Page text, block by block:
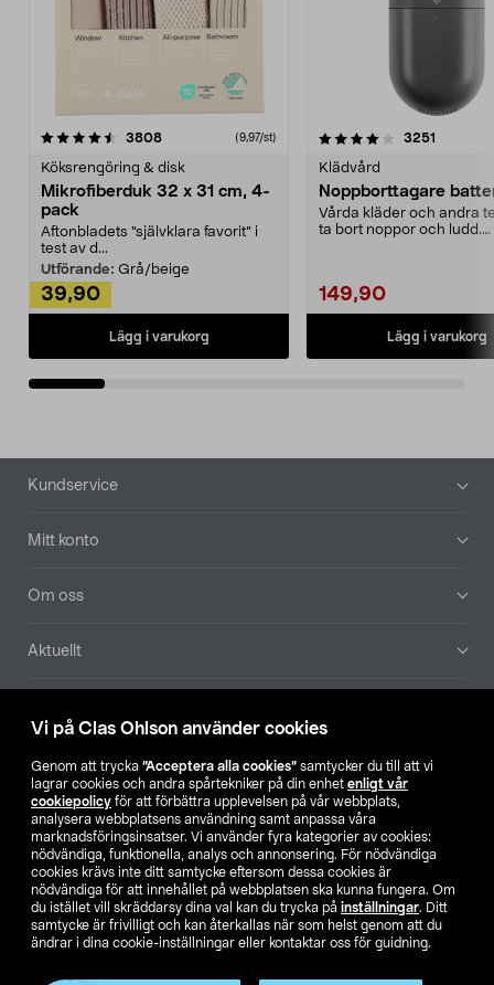
Vi på Clas Ohlson använder cookies
Genom att trycka ”Acceptera alla cookies” samtycker du till att vi
lagrar cookies och andra spårtekniker på din enhet enligt vår
cookiepolicy för att förbättra upplevelsen på vår webbplats,
analysera webbplatsens användning samt anpassa våra
marknadsföringsinsatser. Vi använder fyra kategorier av cookies:
nödvändiga, funktionella, analys och annonsering. För nödvändiga
cookies krävs inte ditt samtycke eftersom dessa cookies är
nödvändiga för att innehållet på webbplatsen ska kunna fungera. Om
du istället vill skräddarsy dina val kan du trycka på inställningar. Ditt
samtycke är frivilligt och kan återkallas när som helst genom att du
ändrar i dina cookie-inställningar eller kontaktar oss för guidning.
3808recensioner (9,97/st)
Köksrengöring & disk
Mikrofiberduk 32 x 31 cm, 4-
pack
Aftonbladets "självklara favorit” i
test av d...
Utförande: Grå/beige
39,90
Lägg i varukorg
4.0av 5 stjärnor 3251
Klädvård
Noppborttagare
Vårda kläder och andra
ta bort noppor och ludd.
149,90
Lägg i varukorg
4.5av 5 stjärnor
Sidfot
Kundservice
Mitt konto
Om oss
Aktuellt
Hitta butik
SE NO FI